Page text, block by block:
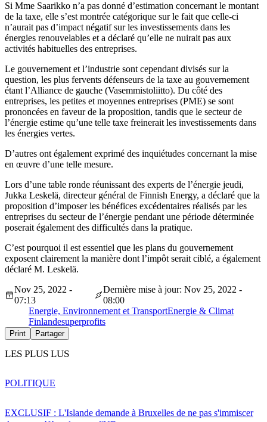
Si Mme Saarikko n’a pas donné d’estimation concernant le montant
de la taxe, elle s’est montrée catégorique sur le fait que celle-ci
n’aurait pas d’impact négatif sur les investissements dans les
énergies renouvelables et a déclaré qu’elle ne nuirait pas aux
activités habituelles des entreprises.
Le gouvernement et l’industrie sont cependant divisés sur la
question, les plus fervents défenseurs de la taxe au gouvernement
étant l’Alliance de gauche (Vasemmistoliitto). Du côté des
entreprises, les petites et moyennes entreprises (PME) se sont
prononcées en faveur de la proposition, tandis que le secteur de
l’énergie estime qu’une telle taxe freinerait les investissements dans
les énergies vertes.
D’autres ont également exprimé des inquiétudes concernant la mise
en œuvre d’une telle mesure.
Lors d’une table ronde réunissant des experts de l’énergie jeudi,
Jukka Leskelä, directeur général de Finnish Energy, a déclaré que la
proposition d’imposer les bénéfices excédentaires réalisés par les
entreprises du secteur de l’énergie pendant une période déterminée
poserait également des difficultés dans la pratique.
C’est pourquoi il est essentiel que les plans du gouvernement
exposent clairement la manière dont l’impôt serait ciblé, a également
déclaré M. Leskelä.
Nov 25, 2022 -
07:13
Dernière mise à jour: Nov 25, 2022 -
08:00
Energie, Environnement et TransportEnergie & Climat
Finlandesuperprofits
Print Partager
LES PLUS LUS
EXCLUSIF : L'Islande demande à Bruxelles de ne pas s'immiscer
POLITIQUE